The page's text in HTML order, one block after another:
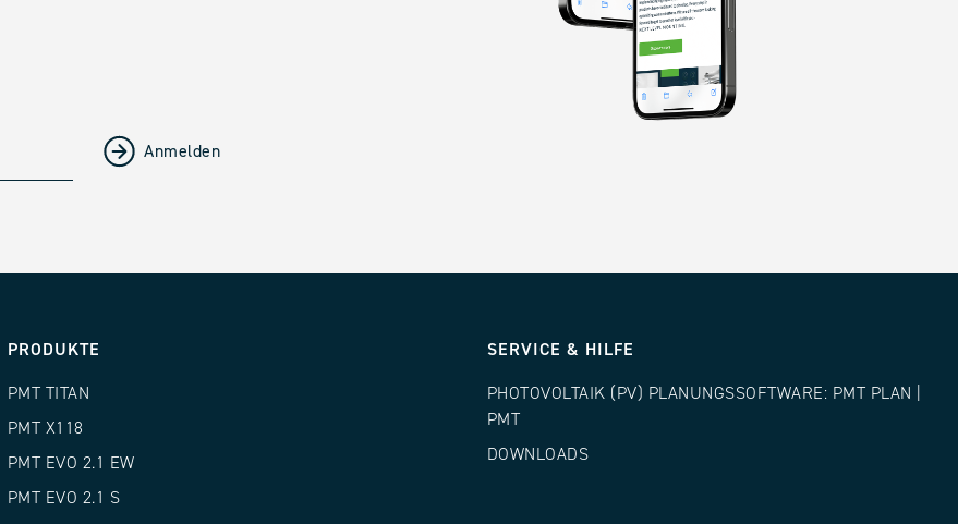
PRODUKTE
PMT TITAN
PMT X118
PMT EVO 2.1 EW
PMT EVO 2.1 S
SERVICE & HILFE
PHOTOVOLTAIK (PV) PLANUNGSSOFTWARE: PMT PLAN |
PMT
DOWNLOADS